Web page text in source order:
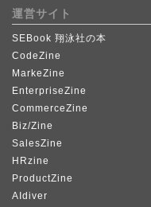
運営サイト
SEBook 翔泳社の本
CodeZine
MarkeZine
EnterpriseZine
CommerceZine
Biz/Zine
SalesZine
HRzine
ProductZine
AIdiver